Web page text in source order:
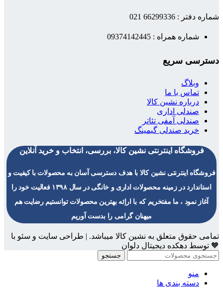
شماره دفتر : 66299336 021
شماره همراه : 09374142445
دسترسی سریع
وبلاگ
تماس با ما
درباره نشین کالا
صندلی اداری
صندلی آمفی تئاتر
خرید صندلی گیمینگ
فروشگاه اینترنتی نشین کالا، بررسی، انتخاب و خرید آنلاین
فروشگاه اینترنتی نشین کالا با هدف دسترسی آسان به محصولات با کیفیت و
استاندارد در زمینه محصولات اداری و خانگی در سال ۱۳۹۸ فعالیت خود را
آغاز نمود ، ما مفتخریم که با اراِئه بهترین محصولات توانستیم رضایت هم
میهنان گرامی را بدست آوریم
تمامی حقوق متعلق به نشین کالا میباشد. | طراحی سایت و سئو با
🧡 توسط دهکده دیجیتال دلوان
جستجو
منو
دسته بندی ها